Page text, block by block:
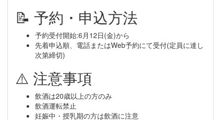
📝 予約・申込方法
予約受付開始:6月12日(金)から
先着申込順、電話またはWeb予約にて受付(定員に達し
次第締切)
⚠️ 注意事項
飲酒は20歳以上の方のみ
飲酒運転禁止
妊娠中・授乳期の方は飲酒に注意